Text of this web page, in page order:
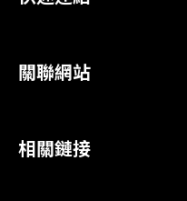
關聯網站
相關鏈接